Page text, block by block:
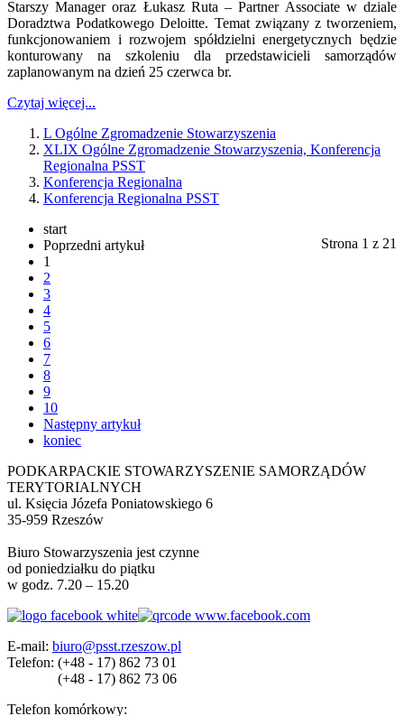
Starszy Manager oraz Łukasz Ruta – Partner Associate w dziale
Doradztwa Podatkowego Deloitte. Temat związany z tworzeniem,
funkcjonowaniem i rozwojem spółdzielni energetycznych będzie
konturowany na szkoleniu dla przedstawicieli samorządów
zaplanowanym na dzień 25 czerwca br.
Czytaj więcej...
L Ogólne Zgromadzenie Stowarzyszenia
XLIX Ogólne Zgromadzenie Stowarzyszenia, Konferencja
Regionalna PSST
Konferencja Regionalna
Konferencja Regionalna PSST
Strona 1 z 21
start
Poprzedni artykuł
1
2
3
4
5
6
7
8
9
10
Następny artykuł
koniec
PODKARPACKIE STOWARZYSZENIE SAMORZĄDÓW
TERYTORIALNYCH
ul. Księcia Józefa Poniatowskiego 6
35-959 Rzeszów
Biuro Stowarzyszenia jest czynne
od poniedziałku do piątku
w godz. 7.20 – 15.20
E-mail: biuro@psst.rzeszow.pl
Telefon: (+48 - 17) 862 73 01
(+48 - 17) 862 73 06
Telefon komórkowy: